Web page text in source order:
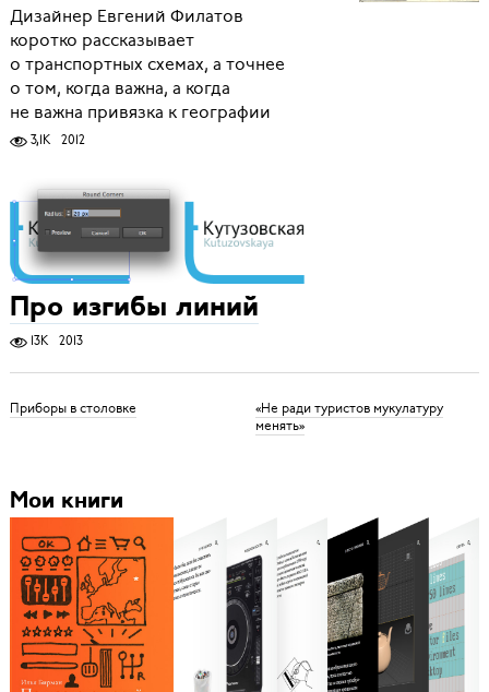
Дизайнер Евгений Филатов
коротко рассказывает
о транспортных схемах, а точнее
о том, когда важна, а когда
не важна привязка к географии
3,1K 2012
Про изгибы линий
13K 2013
Приборы в столовке
«Не ради туристов мукулатуру
менять»
Мои книги